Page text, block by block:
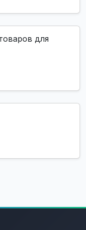
для